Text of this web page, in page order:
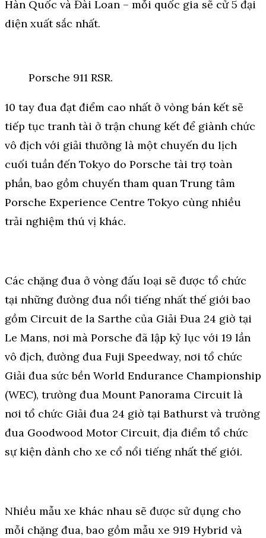
Hàn Quốc và Đài Loan – mỗi quốc gia sẽ cử 5 đại
diện xuất sắc nhất.
Porsche 911 RSR.
10 tay đua đạt điểm cao nhất ở vòng bán kết sẽ
tiếp tục tranh tài ở trận chung kết để giành chức
vô địch với giải thưởng là một chuyến du lịch
cuối tuần đến Tokyo do Porsche tài trợ toàn
phần, bao gồm chuyến tham quan Trung tâm
Porsche Experience Centre Tokyo cùng nhiều
trải nghiệm thú vị khác.
Các chặng đua ở vòng đấu loại sẽ được tổ chức
tại những đường đua nổi tiếng nhất thế giới bao
gồm Circuit de la Sarthe của Giải Đua 24 giờ tại
Le Mans, nơi mà Porsche đã lập kỷ lục với 19 lần
vô địch, đường đua Fuji Speedway, nơi tổ chức
Giải đua sức bền World Endurance Championship
(WEC), trường đua Mount Panorama Circuit là
nơi tổ chức Giải đua 24 giờ tại Bathurst và trường
đua Goodwood Motor Circuit, địa điểm tổ chức
sự kiện dành cho xe cổ nổi tiếng nhất thế giới.
Nhiều mẫu xe khác nhau sẽ được sử dụng cho
mỗi chặng đua, bao gồm mẫu xe 919 Hybrid và